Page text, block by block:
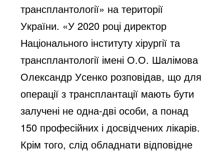
трансплантології» на території
України. «У 2020 році директор
трансплантології імені О.О. Шалімова
Олександр Усенко розповідав, що для
операції з трансплантації мають бути
залучені не одна-дві особи, а понад
150 професійних і досвідчених лікарів.
Крім того, слід обладнати відповідне